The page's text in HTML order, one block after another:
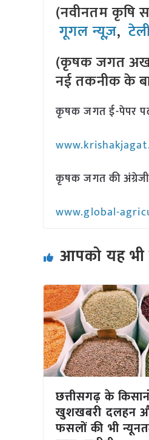
(नवीनतम कृषि
गूगल न्यूज़,
(कृषक जगत
नई तकनीक के
कृषक जगत ई-पेपर
कृषक जगत की
www.global-
आपको यह
छत्तीसगढ़ के
खुशखबरी दलहन
फसलों की भी